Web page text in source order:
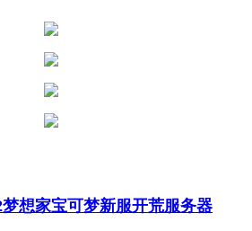
想家宝可梦新服开荒服务器